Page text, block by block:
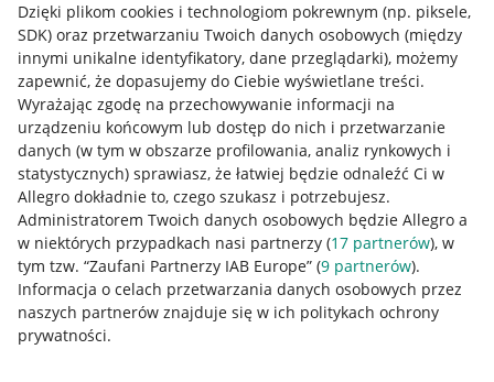
Dzięki plikom cookies i technologiom pokrewnym (np. piksele,
SDK) oraz przetwarzaniu Twoich danych osobowych (między
innymi unikalne identyfikatory, dane przeglądarki), możemy
zapewnić, że dopasujemy do Ciebie wyświetlane treści.
Wyrażając zgodę na przechowywanie informacji na
urządzeniu końcowym lub dostęp do nich i przetwarzanie
danych (w tym w obszarze profilowania, analiz rynkowych i
statystycznych) sprawiasz, że łatwiej będzie odnaleźć Ci w
Allegro dokładnie to, czego szukasz i potrzebujesz.
Administratorem Twoich danych osobowych będzie Allegro a
w niektórych przypadkach nasi partnerzy (17 partnerów), w
tym tzw. “Zaufani Partnerzy IAB Europe” (9 partnerów).
Informacja o celach przetwarzania danych osobowych przez
naszych partnerów znajduje się w ich politykach ochrony
prywatności.
Przydatne informacje
Jak to działa
Napisz do nas
Allegro Gadane dla sprzedających